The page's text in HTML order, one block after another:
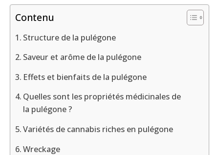
Contenu
Structure de la pulégone
Saveur et arôme de la pulégone
Effets et bienfaits de la pulégone
Quelles sont les propriétés médicinales de
la pulégone ?
Variétés de cannabis riches en pulégone
Wreckage